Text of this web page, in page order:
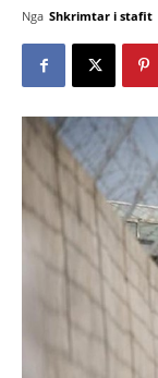
Nga Shkrimtar i stafit